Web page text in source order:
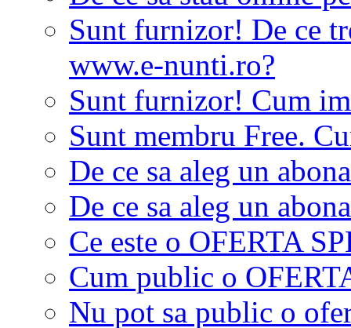
Sunt furnizor! De ce
www.e-nunti.ro?
Sunt furnizor! Cum
Sunt membru Free.
De ce sa aleg un
De ce sa aleg un
Ce este o OFERTA
Cum public o
Nu pot sa public o